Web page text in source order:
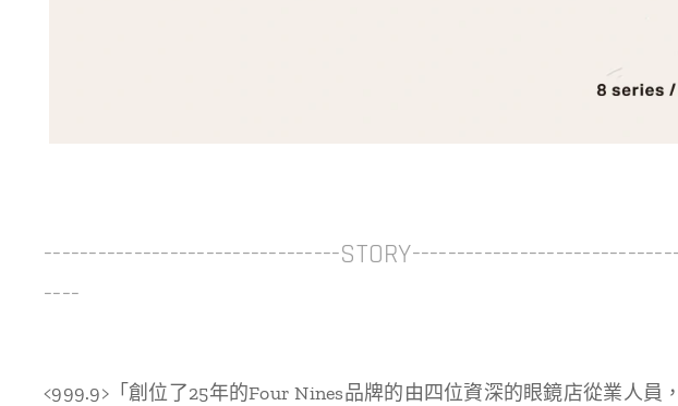
---------------------------------
----
<999.9>「創位了25年的Four Nines品牌的由四位資深的眼鏡店從業人員